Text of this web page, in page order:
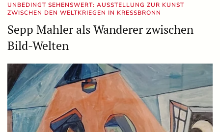
UNBEDINGT SEHENSWERT: AUSSTELLUNG ZUR KUNST
ZWISCHEN DEN WELTKRIEGEN IN KRESSBRONN
Sepp Mahler als Wanderer zwischen
Bild-Welten